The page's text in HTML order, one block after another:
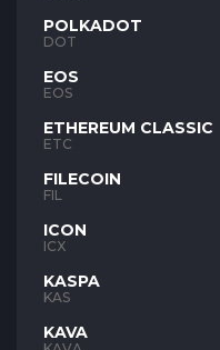
POLKADOT
DOT
EOS
EOS
ETHEREUM CLASSIC
ETC
FILECOIN
FIL
ICON
ICX
KASPA
KAS
KAVA